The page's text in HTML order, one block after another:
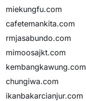
miekungfu.com
cafetemankita.com
rmjasabundo.com
mimoosajkt.com
kembangkawung.com
chungiwa.com
ikanbakarcianjur.com